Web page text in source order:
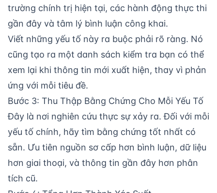
trường chính trị hiện tại, các hành động thực thi
gần đây và tâm lý bình luận công khai.
Viết những yếu tố này ra buộc phải rõ ràng. Nó
cũng tạo ra một danh sách kiểm tra bạn có thể
xem lại khi thông tin mới xuất hiện, thay vì phản
ứng với mỗi tiêu đề.
Bước 3: Thu Thập Bằng Chứng Cho Mỗi Yếu Tố
Đây là nơi nghiên cứu thực sự xảy ra. Đối với mỗi
yếu tố chính, hãy tìm bằng chứng tốt nhất có
sẵn. Ưu tiên nguồn sơ cấp hơn bình luận, dữ liệu
hơn giai thoại, và thông tin gần đây hơn phân
tích cũ.